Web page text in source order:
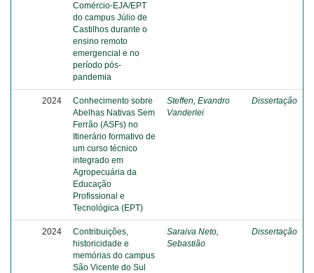
Comércio-EJA/EPT
do campus Júlio de
Castilhos durante o
ensino remoto
emergencial e no
período pós-
pandemia
2024
Conhecimento sobre
Abelhas Nativas Sem
Ferrão (ASFs) no
Itinerário formativo de
um curso técnico
integrado em
Agropecuária da
Educação
Profissional e
Tecnológica (EPT)
Steffen, Evandro
Vanderlei
Dissertação
2024
Contribuições,
historicidade e
memórias do campus
São Vicente do Sul
Saraiva Neto,
Sebastião
Dissertação